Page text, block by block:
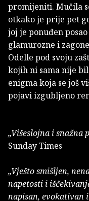
promijeniti. Mučila
otkako je prije pet
joj je ponuđen
glamurozne i
Odelle pod svoju
kojih ni sama nije
enigma koja se još
pojavi izgubljeno
„Višeslojna i snažna
Sunday Times
„Vješto smišljen,
napetosti i
napisan, evokativan